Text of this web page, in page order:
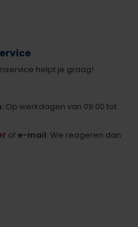
helpt je graag!
Op werkdagen van 09:00 tot
ofe-mail. We reageren dan